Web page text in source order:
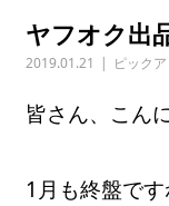
ヤフオク出
2019.01.21 ピック
皆さん、こ
1月も終盤で